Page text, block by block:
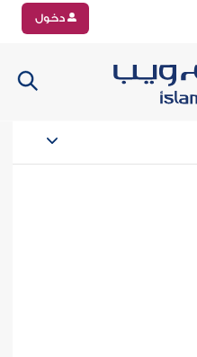
دخول